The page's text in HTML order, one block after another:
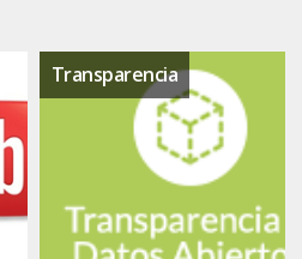
Transparencia